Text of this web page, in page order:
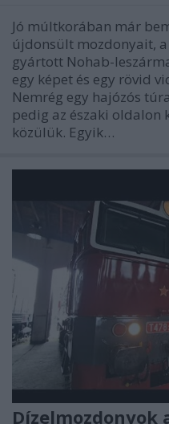
Jó múltkorában már
újdonsült mozdonyait,
gyártott Nohab-
egy képet és egy rövid
Nemrég egy hajózós
pedig az északi oldalon
közülük. Egyik…
Dízelmozdonyok